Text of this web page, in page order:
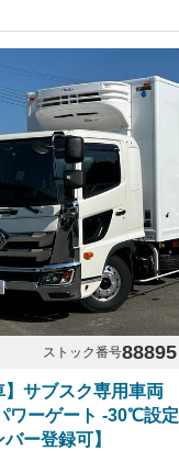
ストック番号88895
】サブスク専用車
ワーゲート -30℃設
バー登録可】